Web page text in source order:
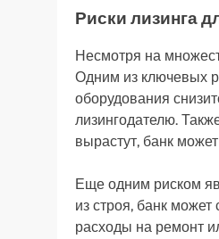
Риски лизинга
Несмотря на
Одним из ключевых
оборудования
лизингодателю.
вырастут, банк
Еще одним риском
из строя, банк
расходы на ремонт